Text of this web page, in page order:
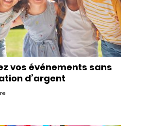
vos événements sans
d’argent